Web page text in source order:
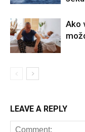
Ako
LEAVE A REPLY